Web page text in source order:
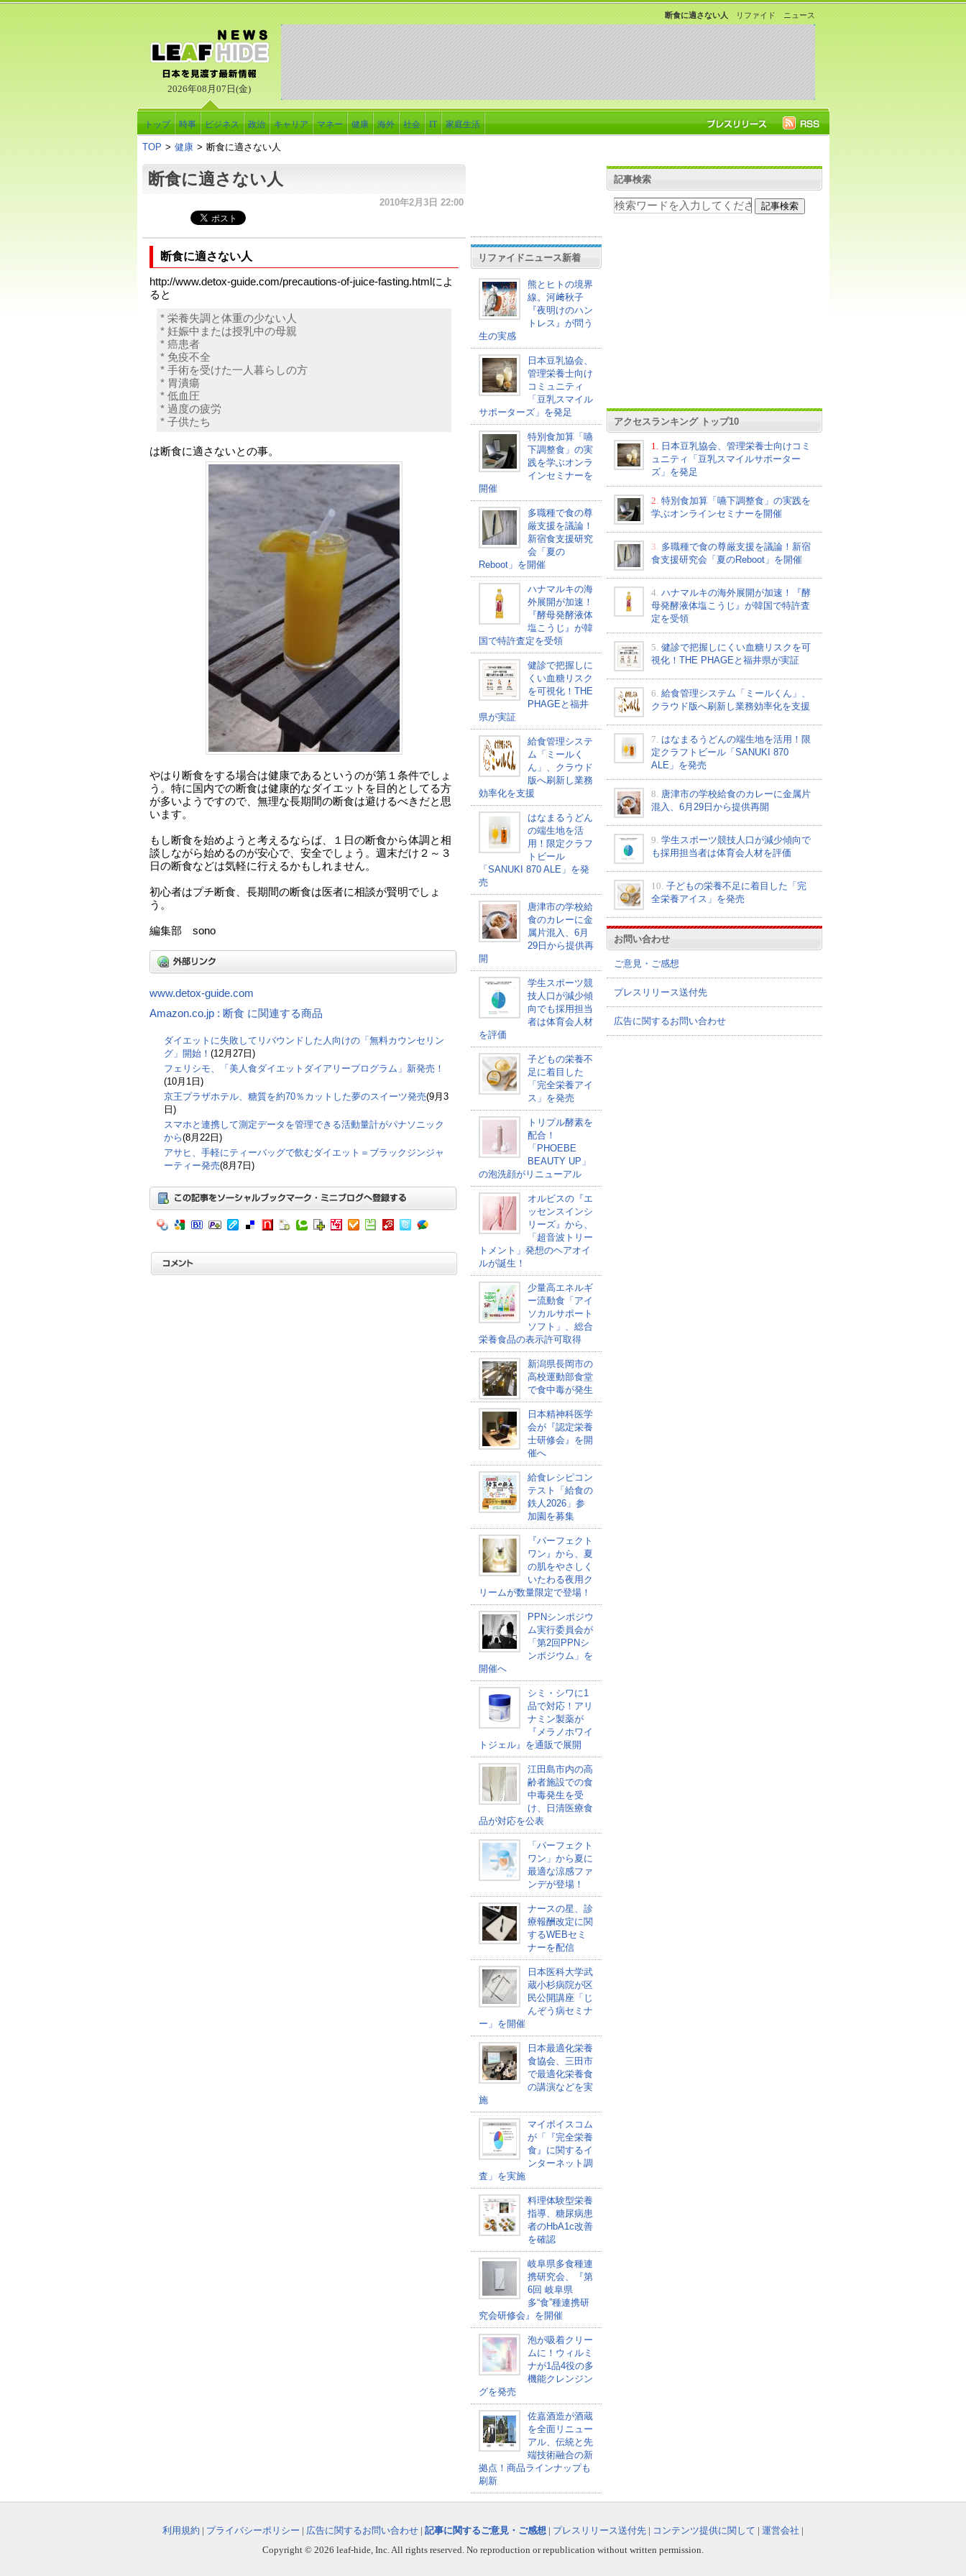
2026年08月07日(金)
リファイド ニュース
断食に適さない人
トップ 時事 ビジネス 政治 キャリア マネー 健康 海外 社会 IT 家庭生活
TOP > 健康 > 断食に適さない人
断食に適さない人
2010年2月3日 22:00
断食に適さない人
http://www.detox-guide.com/precautions-of-juice-fasting.htmlによ
ると
* 栄養失調と体重の少ない人
* 妊娠中または授乳中の母親
* 癌患者
* 免疫不全
* 手術を受けた一人暮らしの方
* 胃潰瘍
* 低血圧
* 過度の疲労
* 子供たち
は断食に適さないとの事。
やはり断食をする場合は健康であるというのが第１条件でしょ
う。特に国内での断食は健康的なダイエットを目的としてる方
が多いようですので、無理な長期間の断食は避けるべきだと思
います。
もし断食を始めようと考えるならば、１日の断食から体調と相
談しながら始めるのが安心で、安全でしょう。週末だけ２～３
日の断食などは気軽に行えるかもしれません。
初心者はプチ断食、長期間の断食は医者に相談が賢明でしょ
う。
編集部 sono
www.detox-guide.com
Amazon.co.jp : 断食 に関連する商品
ダイエットに失敗してリバウンドした人向けの「無料カウンセリン
グ」開始！ (12月27日)
フェリシモ、「美人食ダイエットダイアリープログラム」新発売！
(10月1日)
京王プラザホテル、糖質を約70％カットした夢のスイーツ発売(9月3
日)
スマホと連携して測定データを管理できる活動量計がパナソニック
から(8月22日)
アサヒ、手軽にティーバッグで飲むダイエット＝ブラックジンジャ
ーティー発売(8月7日)
リファイドニュース新着
熊とヒトの境界
線。河﨑秋子
『夜明けのハン
トレス』が問う
生の実感
日本豆乳協会、
管理栄養士向け
コミュニティ
「豆乳スマイル
サポーターズ」を発足
特別食加算「嚥
下調整食」の実
践を学ぶオンラ
インセミナーを
開催
多職種で食の尊
厳支援を議論！
新宿食支援研究
会「夏の
Reboot」を開催
ハナマルキの海
外展開が加速！
『酵母発酵液体
塩こうじ』が韓
国で特許査定を受領
健診で把握しに
くい血糖リスク
を可視化！THE
PHAGEと福井
県が実証
給食管理システ
ム「ミールく
ん」、クラウド
版へ刷新し業務
効率化を支援
はなまるうどん
の端生地を活
用！限定クラフ
トビール
「SANUKI 870 ALE」を発
売
唐津市の学校給
食のカレーに金
属片混入、6月
29日から提供再
開
学生スポーツ競
技人口が減少傾
向でも採用担当
者は体育会人材
を評価
子どもの栄養不
足に着目した
「完全栄養アイ
ス」を発売
トリプル酵素を
配合！
「PHOEBE
BEAUTY UP」
の泡洗顔がリニューアル
オルビスの『エ
ッセンスインシ
リーズ』から、
「超音波トリー
トメント」発想のヘアオイ
ルが誕生！
少量高エネルギ
ー流動食「アイ
ソカルサポート
ソフト」、総合
栄養食品の表示許可取得
新潟県長岡市の
高校運動部食堂
で食中毒が発生
日本精神科医学
会が『認定栄養
士研修会』を開
催へ
給食レシピコン
テスト「給食の
鉄人2026」参
加園を募集
『パーフェクト
ワン』から、夏
の肌をやさしく
いたわる夜用ク
リームが数量限定で登場！
PPNシンポジウ
ム実行委員会が
「第2回PPNシ
ンポジウム」を
開催へ
シミ・シワに1
品で対応！アリ
ナミン製薬が
『メラノホワイ
トジェル』を通販で展開
江田島市内の高
齢者施設での食
中毒発生を受
け、日清医療食
品が対応を公表
「パーフェクト
ワン」から夏に
最適な涼感ファ
ンデが登場！
ナースの星、診
療報酬改定に関
するWEBセミ
ナーを配信
日本医科大学武
蔵小杉病院が区
民公開講座「じ
んぞう病セミナ
ー」を開催
日本最適化栄養
食協会、三田市
で最適化栄養食
の講演などを実
施
マイボイスコム
が「『完全栄養
食』に関するイ
ンターネット調
査」を実施
料理体験型栄養
指導、糖尿病患
者のHbA1c改善
を確認
岐阜県多食種連
携研究会、『第
6回 岐阜県
多“食”種連携研
究会研修会』を開催
泡が吸着クリー
ムに！ウィルミ
ナが1品4役の多
機能クレンジン
グを発売
佐嘉酒造が酒蔵
を全面リニュー
アル、伝統と先
端技術融合の新
拠点！商品ラインナップも
刷新
記事検索
アクセスランキング トップ10
1.
日本豆乳協会、管理栄養士向けコミ
ュニティ「豆乳スマイルサポーター
ズ」を発足
2. 特別食加算「嚥下調整食」の実践を
学ぶオンラインセミナーを開催
3. 多職種で食の尊厳支援を議論！新宿
食支援研究会「夏のReboot」を開催
4. ハナマルキの海外展開が加速！『酵
母発酵液体塩こうじ』が韓国で特許査
定を受領
5. 健診で把握しにくい血糖リスクを可
視化！THE PHAGEと福井県が実証
6. 給食管理システム「ミールくん」、
クラウド版へ刷新し業務効率化を支援
7. はなまるうどんの端生地を活用！限
定クラフトビール「SANUKI 870
ALE」を発売
8. 唐津市の学校給食のカレーに金属片
混入、6月29日から提供再開
9. 学生スポーツ競技人口が減少傾向で
も採用担当者は体育会人材を評価
10. 子どもの栄養不足に着目した「完
全栄養アイス」を発売
お問い合わせ
ご意見・ご感想
プレスリリース送付先
広告に関するお問い合わせ
利用規約 | プライバシーポリシー | 広告に関するお問い合わせ | 記事に関するご意見・ご感想 | プレスリリース送付先 | コンテンツ提供に関して | 運営会社 |
Copyright © 2026 leaf-hide, Inc. All rights reserved. No reproduction or republication without written permission.